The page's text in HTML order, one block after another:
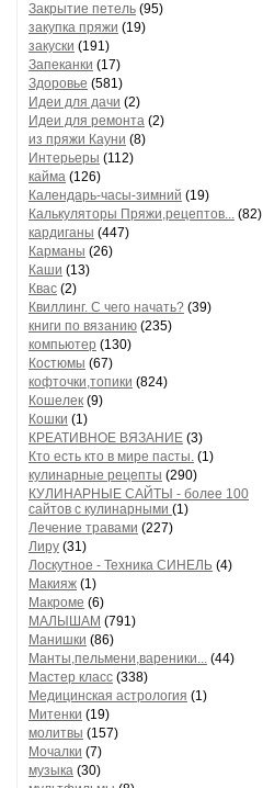
Закрытие петель (95)
закупка пряжи (19)
закуски (191)
Запеканки (17)
Здоровье (581)
Идеи для дачи (2)
Идеи для ремонта (2)
из пряжи Кауни (8)
Интерьеры (112)
кайма (126)
Календарь-часы-зимний (19)
Калькуляторы Пряжи,рецептов... (82)
кардиганы (447)
Карманы (26)
Каши (13)
Квас (2)
Квиллинг. С чего начать? (39)
книги по вязанию (235)
компьютер (130)
Костюмы (67)
кофточки,топики (824)
Кошелек (9)
Кошки (1)
КРЕАТИВНОЕ ВЯЗАНИЕ (3)
Кто есть кто в мире пасты. (1)
кулинарные рецепты (290)
КУЛИНАРНЫЕ САЙТЫ - более 100
сайтов с кулинарными (1)
Лечение травами (227)
Лиру (31)
Лоскутное - Техника СИНЕЛЬ (4)
Макияж (1)
Макроме (6)
МАЛЫШАМ (791)
Манишки (86)
Манты,пельмени,вареники... (44)
Мастер класс (338)
Медицинская астрология (1)
Митенки (19)
молитвы (157)
Мочалки (7)
музыка (30)